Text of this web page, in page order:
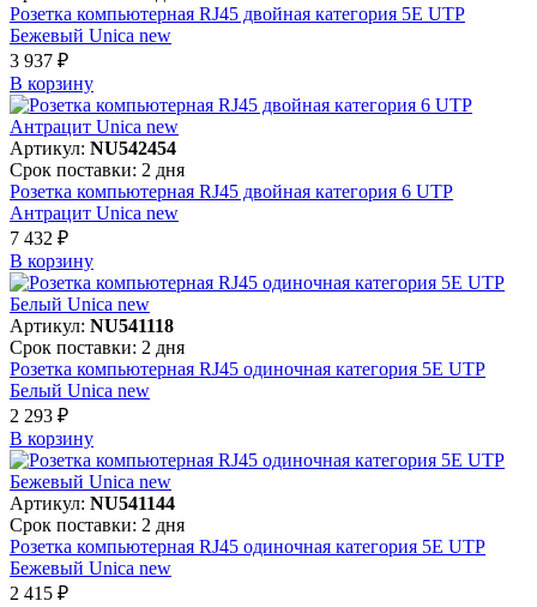
Розетка компьютерная RJ45 двойная категория 5Е UTP
Бежевый Unica new
3 937 ₽
В корзинy
Артикул: NU542454
Срок поставки: 2 дня
Розетка компьютерная RJ45 двойная категория 6 UTP
Антрацит Unica new
7 432 ₽
В корзинy
Артикул: NU541118
Срок поставки: 2 дня
Розетка компьютерная RJ45 одиночная категория 5Е UTP
Белый Unica new
2 293 ₽
В корзинy
Артикул: NU541144
Срок поставки: 2 дня
Розетка компьютерная RJ45 одиночная категория 5Е UTP
Бежевый Unica new
2 415 ₽